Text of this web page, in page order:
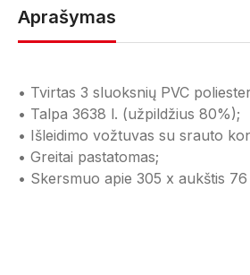
Aprašymas
• Tvirtas 3 sluoksnių PVC
• Talpa 3638 l. (užpildžius 80%);
• Išleidimo vožtuvas su srauto
• Greitai pastatomas;
• Skersmuo apie 305 x aukštis 76